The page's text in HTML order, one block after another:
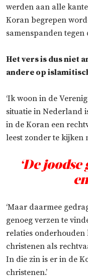
werden aan alle
Koran begrepen
samenspanden tegen
Het vers is dus niet
andere op
‘Ik woon in de
situatie in Nederland
in de Koran een
leest zonder te kijken
‘De
‘Maar daarmee
genoeg verzen te
relaties onderhouden
christenen als
In die zin is er in de
christenen.’